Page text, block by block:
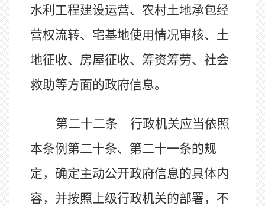
水利工程建设运营、农村土地承包经
营权流转、宅基地使用情况审核、土
地征收、房屋征收、筹资筹劳、社会
救助等方面的政府信息。
第二十二条 行政机关应当依照
本条例第二十条、第二十一条的规
定，确定主动公开政府信息的具体内
容，并按照上级行政机关的部署，不